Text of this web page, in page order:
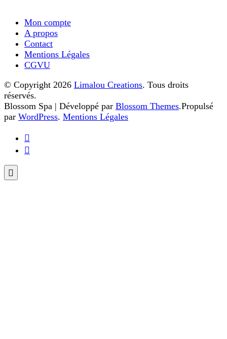
Mon compte
A propos
Contact
Mentions Légales
CGVU
© Copyright 2026 Limalou Creations. Tous droits
réservés.
Blossom Spa | Développé par Blossom Themes.Propulsé
par WordPress. Mentions Légales